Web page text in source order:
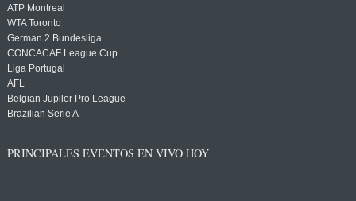
ATP Montreal
WTA Toronto
German 2 Bundesliga
CONCACAF League Cup
Liga Portugal
AFL
Belgian Jupiler Pro League
Brazilian Serie A
PRINCIPALES EVENTOS EN VIVO HOY